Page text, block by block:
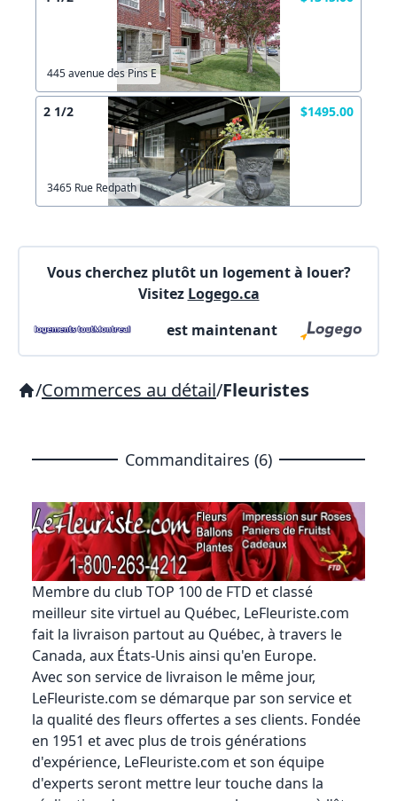
445 avenue des Pins E
2 1/2 $1495.00
3465 Rue Redpath
Vous cherchez plutôt un logement à louer?
Visitez Logego.ca
est maintenant
/Commerces au détail/Fleuristes
Commanditaires (6)
Membre du club TOP 100 de FTD et classé
meilleur site virtuel au Québec, LeFleuriste.com
fait la livraison partout au Québec, à travers le
Canada, aux États-Unis ainsi qu'en Europe.
Avec son service de livraison le même jour,
LeFleuriste.com se démarque par son service et
la qualité des fleurs offertes a ses clients. Fondée
en 1951 et avec plus de trois générations
d'expérience, LeFleuriste.com et son équipe
d'experts seront mettre leur touche dans la
Commentaires:
X Fermer Envoyez
Commentaires:
Lien vers inscription (sera inclus dans courriel)
Copier lien
X Fermer Envoyez
Connectez-vous
Créer un compte
X Fermer